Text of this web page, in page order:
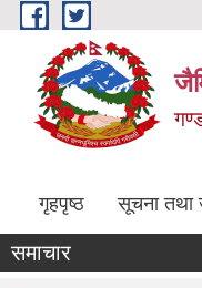
Skip to main content
गृहपृष्ठ सूचना तथा
समाचार